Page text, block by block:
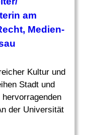
am
, Medien-
Kultur und
Stadt und
der Universität